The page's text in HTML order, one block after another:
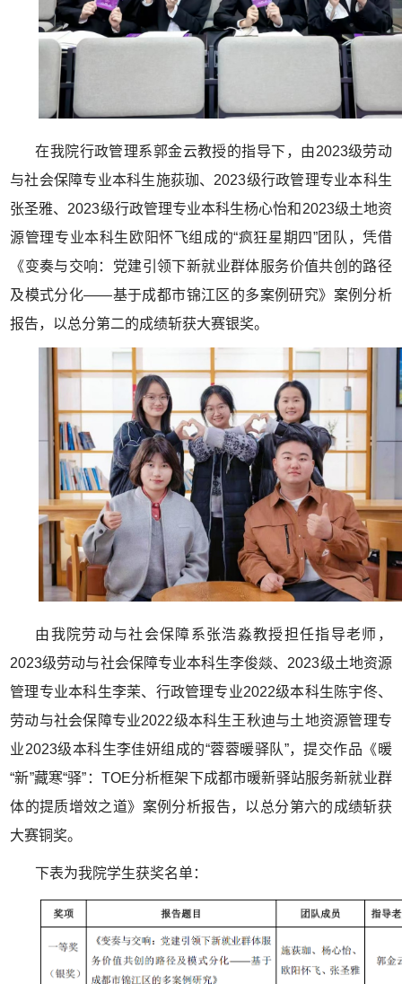
在我院行政管理系郭金云教授的指导下，由2023级劳动
与社会保障专业本科生施荻珈、2023级行政管理专业本科生
张圣雅、2023级行政管理专业本科生杨心怡和2023级土地资
源管理专业本科生欧阳怀飞组成的“疯狂星期四”团队，凭借
《变奏与交响：党建引领下新就业群体服务价值共创的路径
及模式分化——基于成都市锦江区的多案例研究》案例分析
报告，以总分第二的成绩斩获大赛银奖。
由我院劳动与社会保障系张浩淼教授担任指导老师，
2023级劳动与社会保障专业本科生李俊燚、2023级土地资源
管理专业本科生李茉、行政管理专业2022级本科生陈宇佟、
劳动与社会保障专业2022级本科生王秋迪与土地资源管理专
业2023级本科生李佳妍组成的“蓉蓉暖驿队”，提交作品《暖
“新”藏寒“驿”：TOE分析框架下成都市暖新驿站服务新就业群
体的提质增效之道》案例分析报告，以总分第六的成绩斩获
大赛铜奖。
下表为我院学生获奖名单：